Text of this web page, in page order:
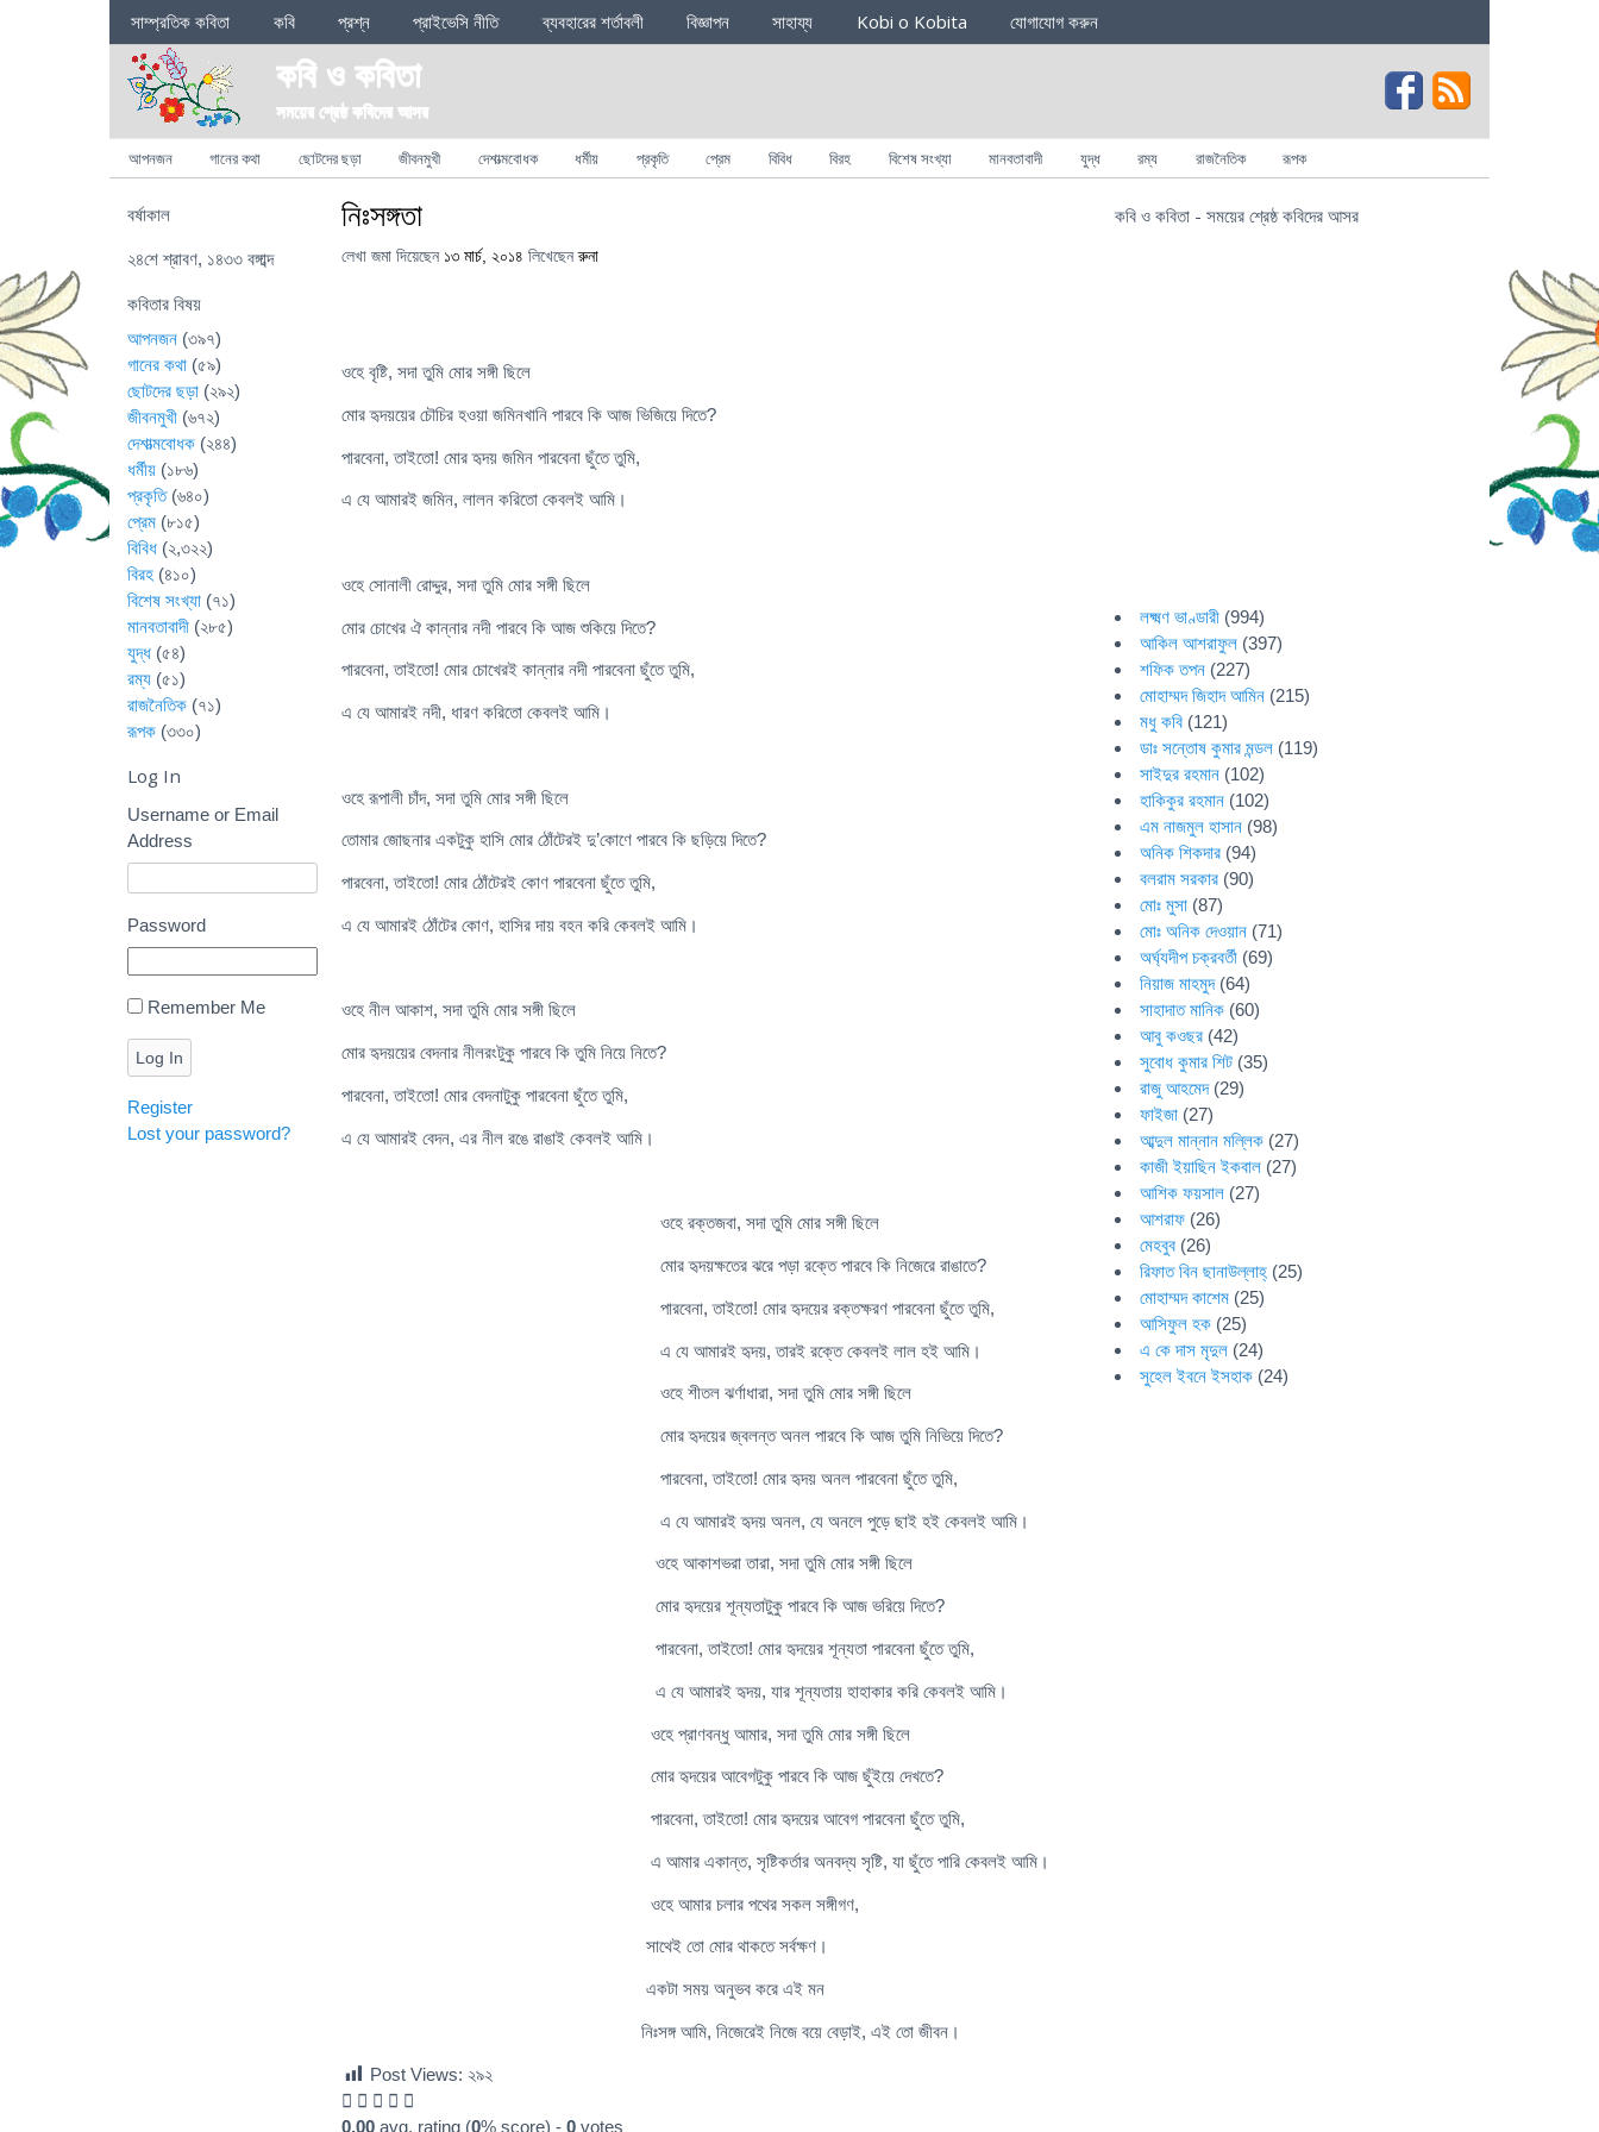
Sections
সাম্প্রতিক কবিতা কবি প্রশ্ন প্রাইভেসি নীতি ব্যবহারের শর্তাবলী বিজ্ঞাপন সাহায্য Kobi o Kobita যোগাযোগ করুন
কবি ও কবিতা
সময়ের শ্রেষ্ঠ কবিদের আসর
Categories
আপনজন গানের কথা ছোটদের ছড়া জীবনমুখী দেশাত্মবোধক ধর্মীয় প্রকৃতি প্রেম বিবিধ বিরহ বিশেষ সংখ্যা মানবতাবাদী যুদ্ধ রম্য রাজনৈতিক রূপক
নিঃসঙ্গতা
লেখা জমা দিয়েছেন ১৩ মার্চ, ২০১৪ লিখেছেনরুনা
ওহে বৃষ্টি, সদা তুমি মোর সঙ্গী ছিলে
মোর হৃদয়য়ের চৌচির হওয়া জমিনখানি পারবে কি আজ ভিজিয়ে দিতে?
পারবেনা, তাইতো! মোর হৃদয় জমিন পারবেনা ছুঁতে তুমি,
এ যে আমারই জমিন, লালন করিতো কেবলই আমি।
ওহে সোনালী রোদ্দুর, সদা তুমি মোর সঙ্গী ছিলে
মোর চোখের ঐ কান্নার নদী পারবে কি আজ শুকিয়ে দিতে?
পারবেনা, তাইতো! মোর চোখেরই কান্নার নদী পারবেনা ছুঁতে তুমি,
এ যে আমারই নদী, ধারণ করিতো কেবলই আমি।
ওহে রূপালী চাঁদ, সদা তুমি মোর সঙ্গী ছিলে
তোমার জোছনার একটুকু হাসি মোর ঠোঁটেরই দু’কোণে পারবে কি ছড়িয়ে দিতে?
পারবেনা, তাইতো! মোর ঠোঁটেরই কোণ পারবেনা ছুঁতে তুমি,
এ যে আমারই ঠোঁটের কোণ, হাসির দায় বহন করি কেবলই আমি।
ওহে নীল আকাশ, সদা তুমি মোর সঙ্গী ছিলে
মোর হৃদয়য়ের বেদনার নীলরংটুকু পারবে কি তুমি নিয়ে নিতে?
পারবেনা, তাইতো! মোর বেদনাটুকু পারবেনা ছুঁতে তুমি,
এ যে আমারই বেদন, এর নীল রঙে রাঙাই কেবলই আমি।
ওহে রক্তজবা, সদা তুমি মোর সঙ্গী ছিলে
মোর হৃদয়ক্ষতের ঝরে পড়া রক্তে পারবে কি নিজেরে রাঙাতে?
পারবেনা, তাইতো! মোর হৃদয়ের রক্তক্ষরণ পারবেনা ছুঁতে তুমি,
এ যে আমারই হৃদয়, তারই রক্তে কেবলই লাল হই আমি।
ওহে শীতল ঝর্ণাধারা, সদা তুমি মোর সঙ্গী ছিলে
মোর হৃদয়ের জ্বলন্ত অনল পারবে কি আজ তুমি নিভিয়ে দিতে?
পারবেনা, তাইতো! মোর হৃদয় অনল পারবেনা ছুঁতে তুমি,
এ যে আমারই হৃদয় অনল, যে অনলে পুড়ে ছাই হই কেবলই আমি।
ওহে আকাশভরা তারা, সদা তুমি মোর সঙ্গী ছিলে
মোর হৃদয়ের শূন্যতাটুকু পারবে কি আজ ভরিয়ে দিতে?
পারবেনা, তাইতো! মোর হৃদয়ের শূন্যতা পারবেনা ছুঁতে তুমি,
এ যে আমারই হৃদয়, যার শূন্যতায় হাহাকার করি কেবলই আমি।
ওহে প্রাণবন্ধু আমার, সদা তুমি মোর সঙ্গী ছিলে
মোর হৃদয়ের আবেগটুকু পারবে কি আজ ছুঁইয়ে দেখতে?
পারবেনা, তাইতো! মোর হৃদয়ের আবেগ পারবেনা ছুঁতে তুমি,
এ আমার একান্ত, সৃষ্টিকর্তার অনবদ্য সৃষ্টি, যা ছুঁতে পারি কেবলই আমি।
ওহে আমার চলার পথের সকল সঙ্গীগণ,
সাথেই তো মোর থাকতে সর্বক্ষণ।
একটা সময় অনুভব করে এই মন
নিঃসঙ্গ আমি, নিজেরেই নিজে বয়ে বেড়াই, এই তো জীবন।
Post Views: ২৯২
0.00 avg. rating (0% score) - 0 votes
বর্ষাকাল
২৪শে শ্রাবণ, ১৪৩৩ বঙ্গাব্দ
কবিতার বিষয়
আপনজন (৩৯৭)
গানের কথা (৫৯)
ছোটদের ছড়া (২৯২)
জীবনমুখী (৬৭২)
দেশাত্মবোধক (২৪৪)
ধর্মীয় (১৮৬)
প্রকৃতি(৬৪০)
প্রেম (৮১৫)
বিবিধ (২,৩২২)
বিরহ (৪১০)
বিশেষ সংখ্যা (৭১)
মানবতাবাদী (২৮৫)
যুদ্ধ (৫৪)
রম্য (৫১)
রাজনৈতিক (৭১)
রূপক (৩৩০)
Log In
Username or Email
Address
Password
Remember Me
Log In
Register
Lost your password?
কবি ও কবিতা - সময়ের শ্রেষ্ঠ কবিদের আসর
লক্ষ্মণ ভাণ্ডারী (994)
আকিল আশরাফুল (397)
শফিক তপন (227)
মোহাম্মদ জিহাদ আমিন (215)
মধু কবি (121)
ডাঃ সন্তোষ কুমার মন্ডল (119)
সাইদুর রহমান (102)
হাকিকুর রহমান (102)
এম নাজমুল হাসান (98)
অনিক শিকদার (94)
বলরাম সরকার (90)
মোঃ মুসা (87)
মোঃ অনিক দেওয়ান (71)
অর্ঘ্যদীপ চক্রবর্তী (69)
নিয়াজ মাহমুদ(64)
সাহাদাত মানিক (60)
আবু কওছর (42)
সুবোধ কুমার শিট (35)
রাজু আহমেদ(29)
ফাইজা (27)
আব্দুল মান্নান মল্লিক (27)
কাজী ইয়াছিন ইকবাল (27)
আশিক ফয়সাল (27)
আশরাফ (26)
মেহবুব (26)
রিফাত বিন ছানাউল্লাহ্ (25)
মোহাম্মদ কাশেম (25)
আসিফুল হক (25)
এ কে দাস মৃদুল (24)
সুহেল ইবনে ইসহাক (24)